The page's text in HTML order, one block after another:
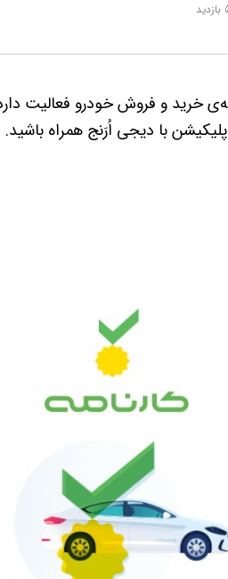
خرید و فروش خودرو فعالیت
با دیجی اُرَنج همراه باشید.